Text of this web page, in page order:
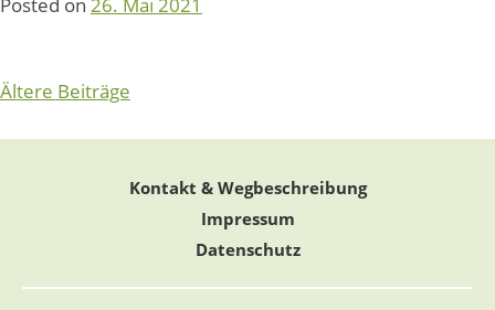
Beitragsnavigation
Ältere Beiträge
Kontakt & Wegbeschreibung
Impressum
Datenschutz